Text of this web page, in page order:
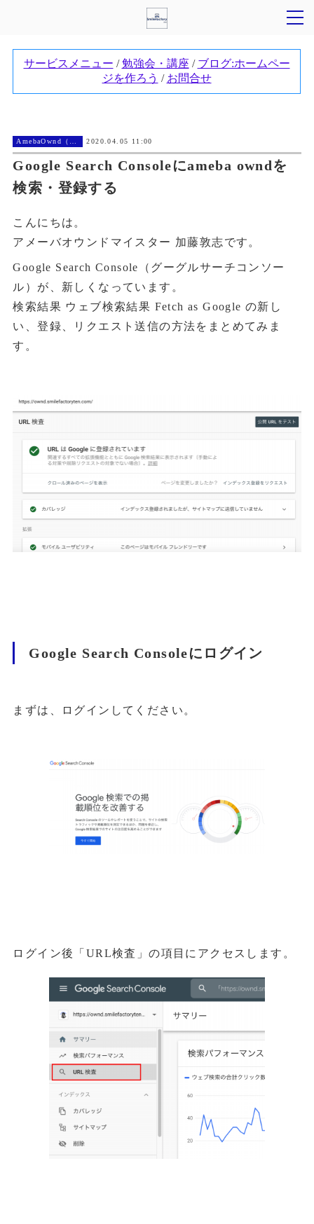
2020.04.05 11:00
Google Search Consoleにameba owndを
検索・登録する
こんにちは。
アメーバオウンドマイスター 加藤敦志です。
Google Search Console（グーグルサーチコンソー
ル）が、新しくなっています。
検索結果 ウェブ検索結果 Fetch as Google の新し
い、登録、リクエスト送信の方法をまとめてみま
す。
Google Search Consoleにログイン
まずは、ログインしてください。
ログイン後「URL検査」の項目にアクセスします。